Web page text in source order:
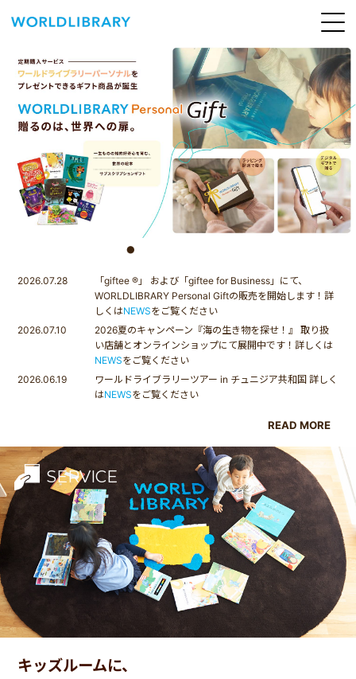
ABOUT
SERVICE
BOOKS
NEWS
CONTACT
WORLDLIBRARY Personal ログイン（個人）
WORLDLIBRAY RENTAL ログイン（法人）
SHOP
2026.07.28
「giftee ®」 および「giftee for Business」にて、
WORLDLIBRARY Personal Giftの販売を開始します！詳
しくはNEWSをご覧ください
2026.07.10
2026夏のキャンペーン『海の生き物を探せ！』 取り扱
い店舗とオンラインショップにて展開中です！詳しくは
NEWSをご覧ください
2026.06.19
ワールドライブラリーツアー in チュニジア共和国 詳しく
はNEWSをご覧ください
READ MORE
SERVICE
キッズルームに、